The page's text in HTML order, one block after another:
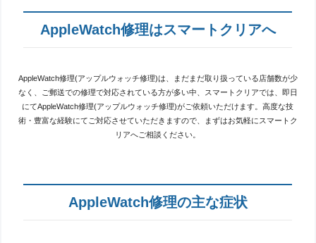
AppleWatch修理はスマートクリアへ
AppleWatch修理(アップルウォッチ修理)は、まだまだ取り扱っている店舗数が少
なく、ご郵送での修理で対応されている方が多い中、スマートクリアでは、即日
にてAppleWatch修理(アップルウォッチ修理)がご依頼いただけます。高度な技
術・豊富な経験にてご対応させていただきますので、まずはお気軽にスマートク
リアへご相談ください。
AppleWatch修理の主な症状